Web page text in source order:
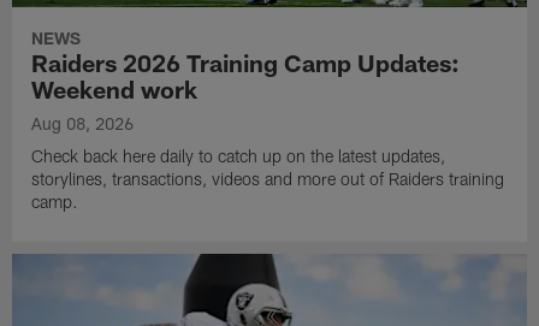
NEWS
Raiders 2026 Training Camp Updates:
Weekend work
Aug 08, 2026
Check back here daily to catch up on the latest updates,
storylines, transactions, videos and more out of Raiders training
camp.